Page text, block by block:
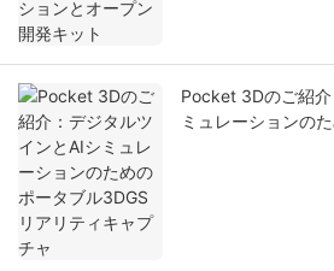
Pocket 3Dのご紹
ミュレーションの